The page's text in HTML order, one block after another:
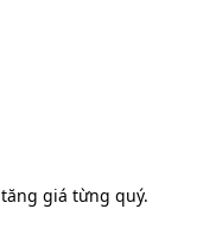
giá từng quý.